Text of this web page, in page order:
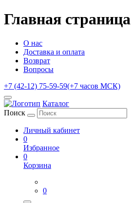
Главная страница
О нас
Доставка и оплата
Возврат
Вопросы
+7 (42-12) 75-59-59(+7 часов МСК)
Каталог
Поиск
Личный кабинет
0
Избранное
0
Корзина
0